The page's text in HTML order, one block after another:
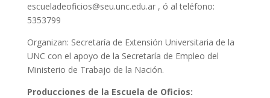
escueladeoficios@seu.unc.edu.ar , ó al teléfono:
5353799
Organizan: Secretaría de Extensión Universitaria de la
UNC con el apoyo de la Secretaría de Empleo del
Ministerio de Trabajo de la Nación.
Producciones de la Escuela de Oficios: